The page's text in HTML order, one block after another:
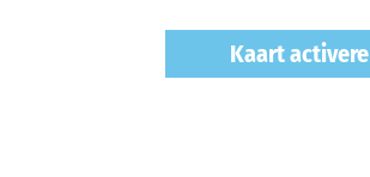
Kaart activere